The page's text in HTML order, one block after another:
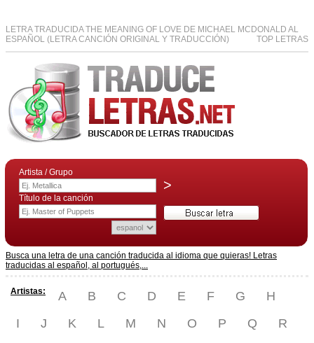
LETRA TRADUCIDA THE MEANING OF LOVE DE MICHAEL MCDONALD AL
ESPAÑOL (LETRA CANCIÓN ORIGINAL Y TRADUCCIÓN)
TOP LETRAS
Artista / Grupo
>
Título de la canción
Busca una letra de una canción traducida al idioma que quieras! Letras
traducidas al español, al portugués,...
Artistas: A B C D E F G
H
I
J K L M N O P Q
R